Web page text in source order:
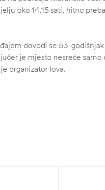
oko 14.15 sati, hitno
dovodi se 53-
je mjesto nesreće
organizator lova.